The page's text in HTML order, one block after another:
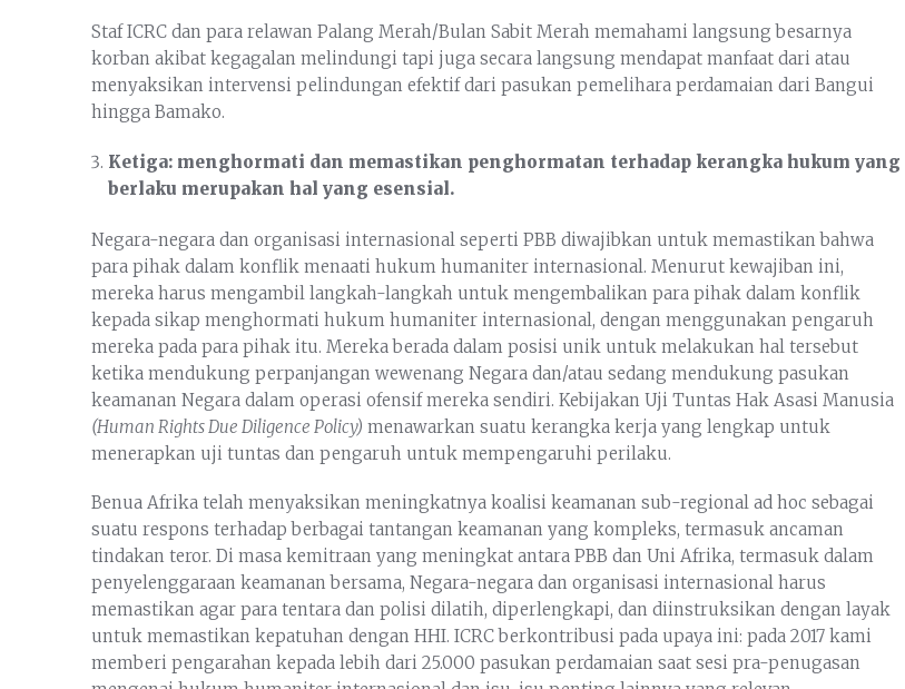
Staf ICRC dan para relawan Palang Merah/Bulan Sabit Merah memahami langsung besarnya
korban akibat kegagalan melindungi tapi juga secara langsung mendapat manfaat dari atau
menyaksikan intervensi pelindungan efektif dari pasukan pemelihara perdamaian dari Bangui
hingga Bamako.
Ketiga: menghormati dan memastikan penghormatan terhadap kerangka hukum yang
berlaku merupakan hal yang esensial.
Negara-negara dan organisasi internasional seperti PBB diwajibkan untuk memastikan bahwa
para pihak dalam konflik menaati hukum humaniter internasional. Menurut kewajiban ini,
mereka harus mengambil langkah-langkah untuk mengembalikan para pihak dalam konflik
kepada sikap menghormati hukum humaniter internasional, dengan menggunakan pengaruh
mereka pada para pihak itu. Mereka berada dalam posisi unik untuk melakukan hal tersebut
ketika mendukung perpanjangan wewenang Negara dan/atau sedang mendukung pasukan
keamanan Negara dalam operasi ofensif mereka sendiri. Kebijakan Uji Tuntas Hak Asasi Manusia
(Human Rights Due Diligence Policy) menawarkan suatu kerangka kerja yang lengkap untuk
menerapkan uji tuntas dan pengaruh untuk mempengaruhi perilaku.
Benua Afrika telah menyaksikan meningkatnya koalisi keamanan sub-regional ad hoc sebagai
suatu respons terhadap berbagai tantangan keamanan yang kompleks, termasuk ancaman
tindakan teror. Di masa kemitraan yang meningkat antara PBB dan Uni Afrika, termasuk dalam
penyelenggaraan keamanan bersama, Negara-negara dan organisasi internasional harus
memastikan agar para tentara dan polisi dilatih, diperlengkapi, dan diinstruksikan dengan layak
untuk memastikan kepatuhan dengan HHI. ICRC berkontribusi pada upaya ini: pada 2017 kami
memberi pengarahan kepada lebih dari 25.000 pasukan perdamaian saat sesi pra-penugasan